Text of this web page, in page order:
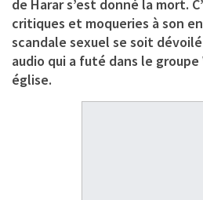
de Harar s’est donné la mort.
critiques et moqueries à son
scandale sexuel se soit
audio qui a futé dans le
église.